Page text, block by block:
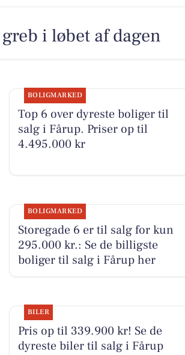
i løbet af dagen
BOLIGMARKED
Top 6 over dyreste boliger til
salg i Fårup. Priser op til
4.495.000 kr
BOLIGMARKED
Storegade 6 er til salg for kun
295.000 kr.: Se de billigste
boliger til salg i Fårup her
BILER
Pris op til 339.900 kr! Se de
dyreste biler til salg i Fårup